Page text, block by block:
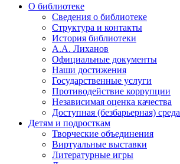
О библиотеке
Сведения о библиотеке
Структура и контакты
История библиотеки
А.А. Лиханов
Официальные документы
Наши достижения
Государственные услуги
Противодействие коррупции
Независимая оценка качества
Доступная (безбарьерная) среда
Детям и подросткам
Творческие объединения
Виртуальные выставки
Литературные игры